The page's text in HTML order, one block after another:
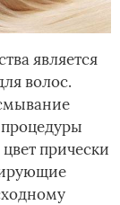
является
волос.
процедуры
прически